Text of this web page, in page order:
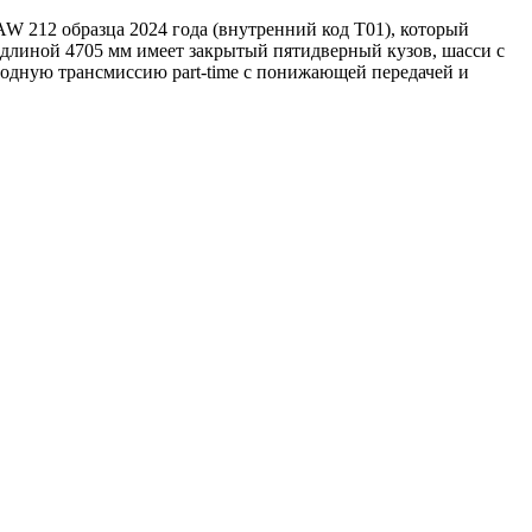
212 образца 2024 года (внутренний код T01), который
4705 мм имеет закрытый пятидверный кузов, шасси с
трансмиссию part-time с понижающей передачей и